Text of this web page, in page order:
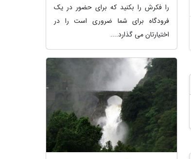
را فکرش را بکنید که برای حضور در یک
فرودگاه برای شما ضروری است را در
اختیارتان می گذارد....